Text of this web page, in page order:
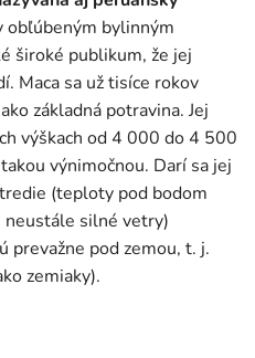
obľúbeným bylinným
široké publikum, že jej
Maca sa už tisíce rokov
základná potravina. Jej
výškach od 4 000 do 4 500
výnimočnou. Darí sa jej
(teploty pod bodom
silné vetry)
prevažne pod zemou, t. j.
zemiaky).